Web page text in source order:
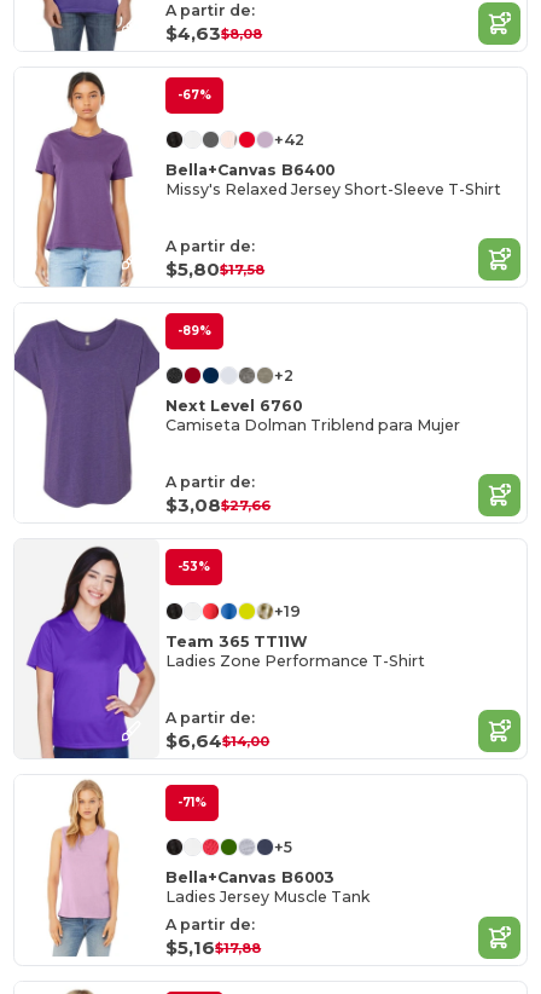
A partir de:
$4,63$8,08
-67%
+42
Bella+Canvas B6400
Missy's Relaxed Jersey Short-Sleeve T-Shirt
A partir de:
$5,80$17,58
-89%
+2
Next Level 6760
Camiseta Dolman Triblend para Mujer
A partir de:
$3,08$27,66
-53%
+19
Team 365 TT11W
Ladies Zone Performance T-Shirt
A partir de:
$6,64$14,00
-71%
+5
Bella+Canvas B6003
Ladies Jersey Muscle Tank
A partir de:
$5,16$17,88